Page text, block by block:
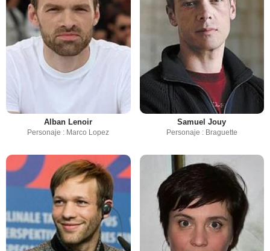
Alban Lenoir
Personaje : Marco Lopez
Samuel Jouy
Personaje : Braguette